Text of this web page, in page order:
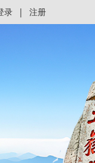
录 | 注册